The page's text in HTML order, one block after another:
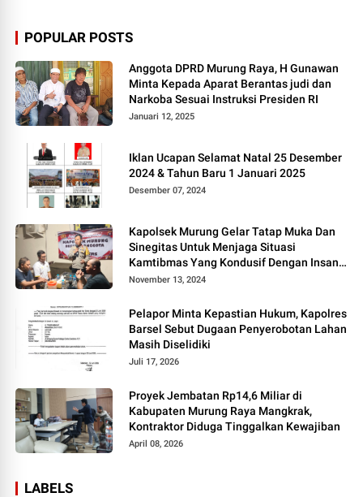
POPULAR POSTS
Anggota DPRD Murung Raya, H Gunawan
Minta Kepada Aparat Berantas judi dan
Narkoba Sesuai Instruksi Presiden RI
Januari 12, 2025
Iklan Ucapan Selamat Natal 25 Desember
2024 & Tahun Baru 1 Januari 2025
Desember 07, 2024
Kapolsek Murung Gelar Tatap Muka Dan
Sinegitas Untuk Menjaga Situasi
Kamtibmas Yang Kondusif Dengan Insan
Pers
November 13, 2024
Pelapor Minta Kepastian Hukum, Kapolres
Barsel Sebut Dugaan Penyerobotan Lahan
Masih Diselidiki
Juli 17, 2026
Proyek Jembatan Rp14,6 Miliar di
Kabupaten Murung Raya Mangkrak,
Kontraktor Diduga Tinggalkan Kewajiban
April 08, 2026
LABELS